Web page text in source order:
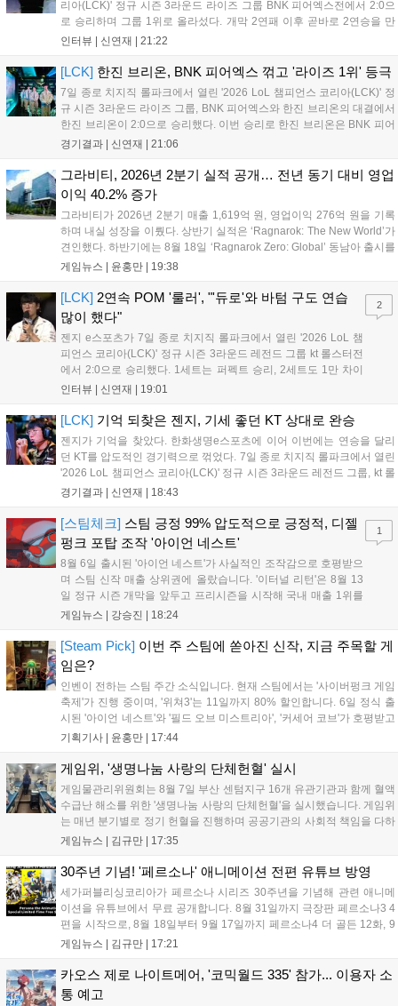
리아(LCK)' 정규 시즌 3라운드 라이즈 그룹 BNK 피어엑스전에서 2:0으
로 승리하며 그룹 1위로 올라섰다. 개막 2연패 이후 곧바로 2연승을 만
들어내면서 이어질 4라운드에 대한 기대감을 올렸다. 다음은 이날 데뷔
인터뷰 | 신연재 21:22
[LCK] 한진 브리온, BNK 피어엑스 꺾고 '라이즈 1위' 등극
7일 종로 치지직 롤파크에서 열린 '2026 LoL 챔피언스 코리아(LCK)' 정
규 시즌 3라운드 라이즈 그룹, BNK 피어엑스와 한진 브리온의 대결에서
한진 브리온이 2:0으로 승리했다. 이번 승리로 한진 브리온은 BNK 피어
엑스를 제치고 라이즈 그룹 1위로 올라섰다. 1세트, 한진 브리온이 '로머'
경기결과 | 신연재 21:06
그라비티, 2026년 2분기 실적 공개… 전년 동기 대비 영업
이익 40.2% 증가
그라비티가 2026년 2분기 매출 1,619억 원, 영업이익 276억 원을 기록
하며 내실 성장을 이뤘다. 상반기 실적은 ‘Ragnarok: The New World’가
견인했다. 하반기에는 8월 18일 ‘Ragnarok Zero: Global’ 동남아 출시를
시작으로 9월 3일 ‘달려라 헤베레케 EX’, 9월 22일 ‘갈바테인’ 등 다양한
이’ 출시가 예정돼 있으며, 2027년에는 ‘Ragnarok 3’ 등 대작을 글로벌
출시할 계획이다. 그라비티는 조인트벤처 설립과 라그나로크 에코 시스
템 구축을 통해 신성장 동력을 확보할 방침이다....
게임뉴스 | 윤홍만 19:38
[LCK] 2연속 POM '룰러', "'듀로'와 바텀 구도 연습
많이 했다"
젠지 e스포츠가 7일 종로 치지직 롤파크에서 열린 '2026 LoL 챔
피언스 코리아(LCK)' 정규 시즌 3라운드 레전드 그룹 kt 롤스터전
에서 2:0으로 승리했다. 1세트는 퍼펙트 승리, 2세트도 1만 차이
를 벌리며 25분 만에 승리하면서 말 그대로 압도적인 경기력을 선
하며 POM에 선정됐...
인터뷰 | 신연재 19:01
2
[LCK] 기억 되찾은 젠지, 기세 좋던 KT 상대로 완승
젠지가 기억을 찾았다. 한화생명e스포츠에 이어 이번에는 연승을 달리
던 KT를 압도적인 경기력으로 꺾었다. 7일 종로 치지직 롤파크에서 열린
'2026 LoL 챔피언스 코리아(LCK)' 정규 시즌 3라운드 레전드 그룹, kt 롤
스터와 젠지 e스포츠의 대결에서 젠지가 압승을 거뒀다. 개막주까지만
경기결과 | 신연재 18:43
[스팀체크] 스팀 긍정 99% 압도적으로 긍정적, 디젤
펑크 포탑 조작 '아이언 네스트'
8월 6일 출시된 '아이언 네스트'가 사실적인 조작감으로 호평받으
며 스팀 신작 매출 상위권에 올랐습니다. '이터널 리턴'은 8월 13
일 정규 시즌 개막을 앞두고 프리시즌을 시작해 국내 매출 1위를
기록했습니다. 25주년을 맞은 '고스트 리콘' 시리즈는 8월 6일 쇼
'마블 투혼: 파이팅 소울즈'와 레트로 수리 시뮬레이션 '리스토
리'도 스팀에 정식 출시되었습니다....
게임뉴스 | 강승진 18:24
1
[Steam Pick] 이번 주 스팀에 쏟아진 신작, 지금 주목할 게
임은?
인벤이 전하는 스팀 주간 소식입니다. 현재 스팀에서는 '사이버펑크 게임
축제'가 진행 중이며, '위쳐3'는 11일까지 80% 할인합니다. 6일 정식 출
시된 '아이언 네스트'와 '필드 오브 미스트리아', '커세어 코브'가 호평받고
있습니다. 한편, 7일 출시된 '마블 투혼'은 태그 시스템에 대한 호불호가
랜드'는 7년 만의 대규모 업데이트 '라스트 라이츠'와 함께 95% 할인 중
입니다....
기획기사 | 윤홍만 17:44
게임위, '생명나눔 사랑의 단체헌혈' 실시
게임물관리위원회는 8월 7일 부산 센텀지구 16개 유관기관과 함께 혈액
수급난 해소를 위한 '생명나눔 사랑의 단체헌혈'을 실시했습니다. 게임위
는 매년 분기별로 정기 헌혈을 진행하며 공공기관의 사회적 책임을 다하
고 있으며, 이번 행사에는 영화진흥위원회 등 14개 기관 임직원이 동참
따뜻한 실천에 참여한 모든 임직원에게 감사의 뜻을 전하며 헌혈 문화
확산에 앞장섰습니다....
게임뉴스 | 김규만 17:35
30주년 기념! '페르소나' 애니메이션 전편 유튜브 방영
세가퍼블리싱코리아가 페르소나 시리즈 30주년을 기념해 관련 애니메
이션을 유튜브에서 무료 공개합니다. 8월 31일까지 극장판 페르소나3 4
편을 시작으로, 8월 18일부터 9월 17일까지 페르소나4 더 골든 12화, 9
월 15일부터 10월 14일까지 페르소나5 시리즈가 순차 공개됩니다. 또한
영상 및 대형 전광판에 소개될 예정입니다....
게임뉴스 | 김규만 17:21
카오스 제로 나이트메어, '코믹월드 335' 참가... 이용자 소
통 예고